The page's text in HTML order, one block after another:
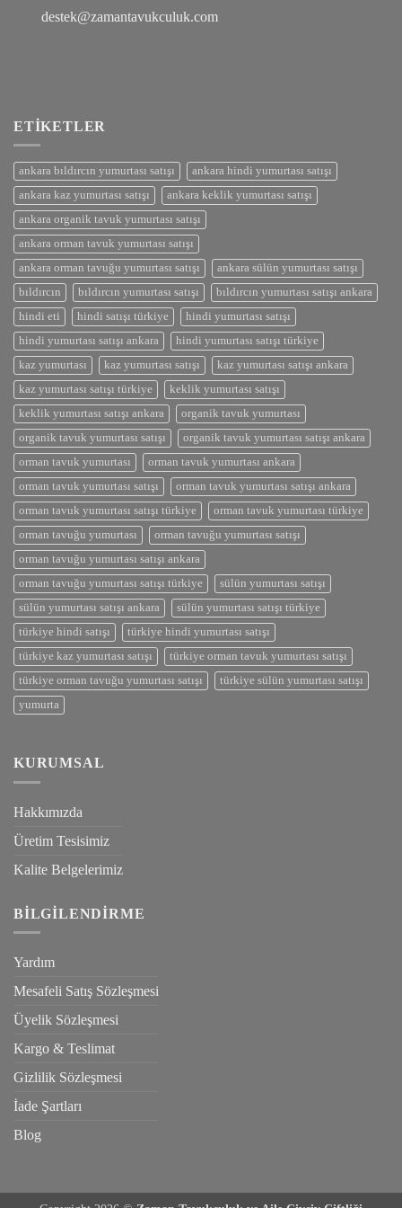
destek@zamantavukculuk.com
ETIKETLER
ankara bıldırcın yumurtası satışı
ankara hindi yumurtası satışı
ankara kaz yumurtası satışı
ankara keklik yumurtası satışı
ankara organik tavuk yumurtası satışı
ankara orman tavuk yumurtası satışı
ankara orman tavuğu yumurtası satışı
ankara sülün yumurtası satışı
bıldırcın
bıldırcın yumurtası satışı
bıldırcın yumurtası satışı ankara
hindi eti
hindi satışı türkiye
hindi yumurtası satışı
hindi yumurtası satışı ankara
hindi yumurtası satışı türkiye
kaz yumurtası
kaz yumurtası satışı
kaz yumurtası satışı ankara
kaz yumurtası satışı türkiye
keklik yumurtası satışı
keklik yumurtası satışı ankara
organik tavuk yumurtası
organik tavuk yumurtası satışı
organik tavuk yumurtası satışı ankara
orman tavuk yumurtası
orman tavuk yumurtası ankara
orman tavuk yumurtası satışı
orman tavuk yumurtası satışı ankara
orman tavuk yumurtası satışı türkiye
orman tavuk yumurtası türkiye
orman tavuğu yumurtası
orman tavuğu yumurtası satışı
orman tavuğu yumurtası satışı ankara
orman tavuğu yumurtası satışı türkiye
sülün yumurtası satışı
sülün yumurtası satışı ankara
sülün yumurtası satışı türkiye
türkiye hindi satışı
türkiye hindi yumurtası satışı
türkiye kaz yumurtası satışı
türkiye orman tavuk yumurtası satışı
türkiye orman tavuğu yumurtası satışı
türkiye sülün yumurtası satışı
yumurta
KURUMSAL
Hakkımızda
Üretim Tesisimiz
Kalite Belgelerimiz
BILGILENDIRME
Yardım
Mesafeli Satış Sözleşmesi
Üyelik Sözleşmesi
Kargo & Teslimat
Gizlilik Sözleşmesi
İade Şartları
Blog